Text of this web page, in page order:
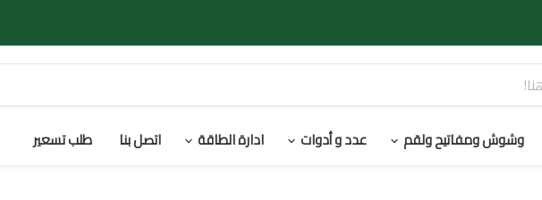
وشوش ومفاتيح ولقم عدد و أدوات ادارة الطاقة اتصل بنا طلب تسعير